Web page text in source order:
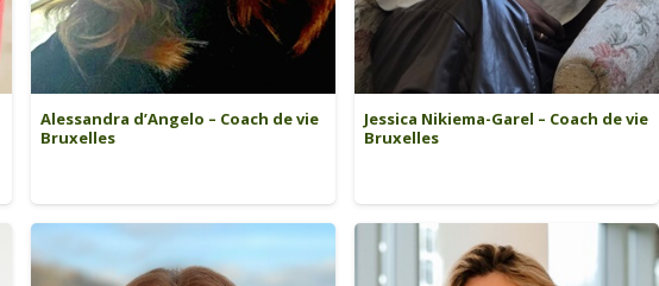
Alessandra d’Angelo – Coach de vie
Bruxelles
Jessica Nikiema-Garel – Coach de vie
Bruxelles